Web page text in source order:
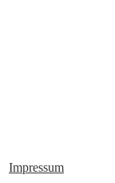
Impressum